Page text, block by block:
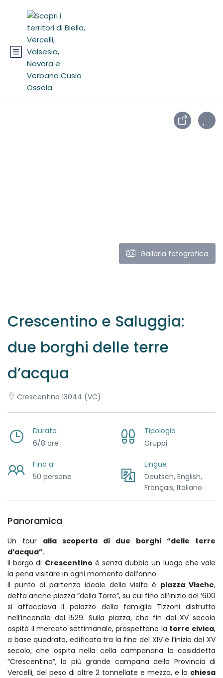
Galleria fotografica
Crescentino e Saluggia:
due borghi delle terre
d’acqua
Crescentino 13044 (VC)
Durata
6/8 ore
Tipologia
Gruppi
Fino a
50 persone
Lingue
Deutsch, English,
Français, Italiano
Panoramica
Un tour alla scoperta di due borghi “delle terre
d’acqua”.
Il borgo di Crescentino è senza dubbio un luogo che vale
la pena visitare in ogni momento dell’anno.
Il punto di partenza ideale della visita è piazza Vische,
detta anche piazza “della Torre”, su cui fino all’inizio del ‘600
si affacciava il palazzo della famiglia Tizzoni distrutto
nell’incendio del 1529. Sulla piazza, che fin dal XV secolo
ospitò il mercato settimanale, prospettano la torre civica,
a base quadrata, edificata tra la fine del XIV e l’inizio del XV
secolo, che ospita nella cella campanaria la cosiddetta
“Crescentina”, la più grande campana della Provincia di
Vercelli, del peso di oltre 2 tonnellate e mezzo, e la chiesa